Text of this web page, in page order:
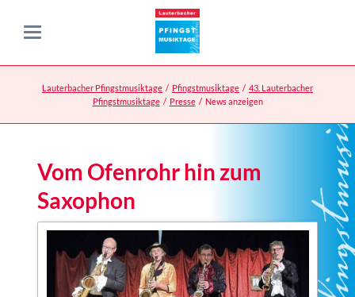
Lauterbacher Pfingstmusiktage Pfingstmusiktage
43. Lauterbacher
Pfingstmusiktage
Presse News anzeigen
Vom Ofenrohr hin zum
Saxophon